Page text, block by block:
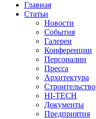
Главная
Статьи
Новости
События
Галереи
Конференции
Персоналии
Пресса
Архитектура
Строительство
HI-TECH
Документы
Предприятия